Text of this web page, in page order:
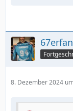
67erfan
8. Dezember 2024